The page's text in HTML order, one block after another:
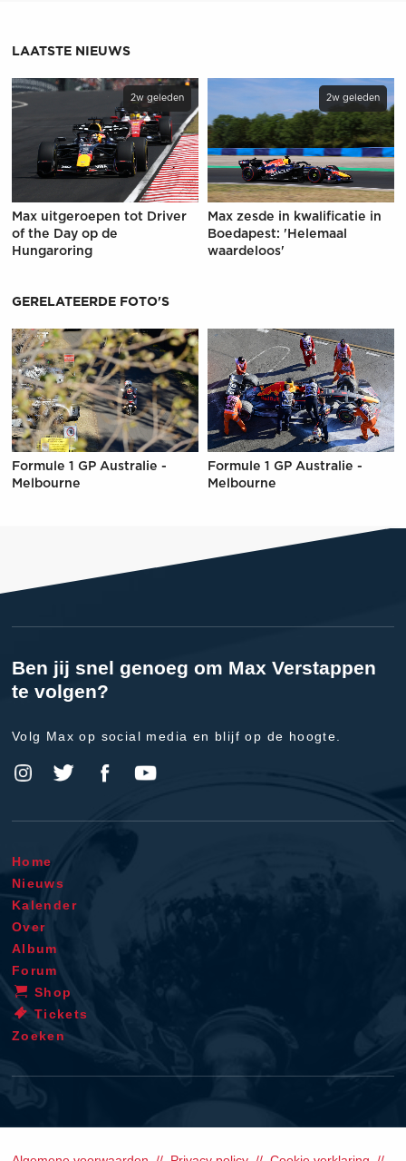
LAATSTE NIEUWS
2w geleden
Max uitgeroepen tot Driver
of the Day op de
Hungaroring
2w geleden
Max zesde in kwalificatie in
Boedapest: 'Helemaal
waardeloos'
GERELATEERDE FOTO'S
Formule 1 GP Australie -
Melbourne
Formule 1 GP Australie -
Melbourne
Ben jij snel genoeg om Max Verstappen
te volgen?
Volg Max op social media en blijf op de hoogte.
Home
Nieuws
Kalender
Over
Album
Forum
Shop
Tickets
Zoeken